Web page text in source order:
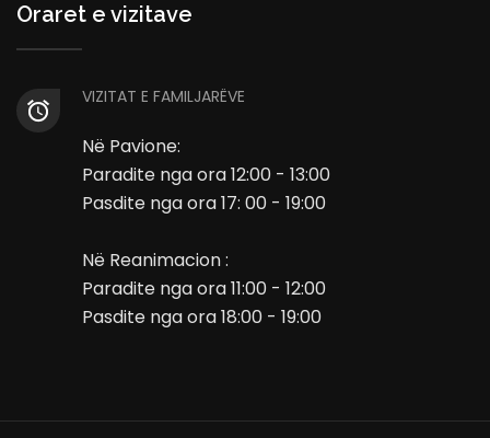
Oraret e vizitave
VIZITAT E FAMILJARËVE
Në Pavione:
Paradite nga ora 12:00 - 13:00
Pasdite nga ora 17: 00 - 19:00
Në Reanimacion :
Paradite nga ora 11:00 - 12:00
Pasdite nga ora 18:00 - 19:00